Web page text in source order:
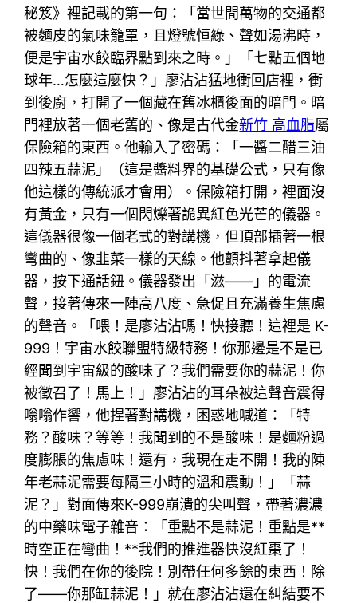
秘笈》裡記載的第一句：「當世間萬物的交通都
被麵皮的氣味籠罩，且燈號恒綠、聲如湯沸時，
便是宇宙水餃臨界點到來之時。」「七點五個地
球年…怎麼這麼快？」廖沾沾猛地衝回店裡，衝
到後廚，打開了一個藏在舊冰櫃後面的暗門。暗
門裡放著一個老舊的、像是古代金新竹 高血脂屬
保險箱的東西。他輸入了密碼：「一醬二醋三油
四辣五蒜泥」（這是醬料界的基礎公式，只有像
他這樣的傳統派才會用）。保險箱打開，裡面沒
有黃金，只有一個閃爍著詭異紅色光芒的儀器。
這儀器很像一個老式的對講機，但頂部插著一根
彎曲的、像韭菜一樣的天線。他顫抖著拿起儀
器，按下通話鈕。儀器發出「滋——」的電流
聲，接著傳來一陣高八度、急促且充滿養生焦慮
的聲音。「喂！是廖沾沾嗎！快接聽！這裡是 K-
999！宇宙水餃聯盟特級特務！你那邊是不是已
經聞到宇宙級的酸味了？我們需要你的蒜泥！你
被徵召了！馬上！」廖沾沾的耳朵被這聲音震得
嗡嗡作響，他捏著對講機，困惑地喊道：「特
務？酸味？等等！我聞到的不是酸味！是麵粉過
度膨脹的焦慮味！還有，我現在走不開！我的陳
年老蒜泥需要每隔三小時的溫和震動！」「蒜
泥？」對面傳來K-999崩潰的尖叫聲，帶著濃濃
的中藥味電子雜音：「重點不是蒜泥！重點是**
時空正在彎曲！**我們的推進器快沒紅棗了！
快！我們在你的後院！別帶任何多餘的東西！除
了——你那缸蒜泥！」就在廖沾沾還在糾結要不